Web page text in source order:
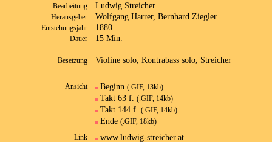
Bearbeitung Ludwig Streicher
Herausgeber Wolfgang Harrer, Bernhard Ziegler
Entstehungsjahr 1880
Dauer 15 Min.
Besetzung Violine solo, Kontrabass solo, Streicher
Ansicht Beginn (.GIF, 13kb)
Takt 63 f. (.GIF, 14kb)
Takt 144 f. (.GIF, 14kb)
Ende (.GIF, 18kb)
Link
www.ludwig-streicher.at